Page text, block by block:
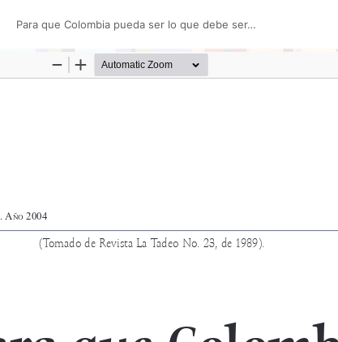
Para que Colombia pueda ser lo que debe ser…